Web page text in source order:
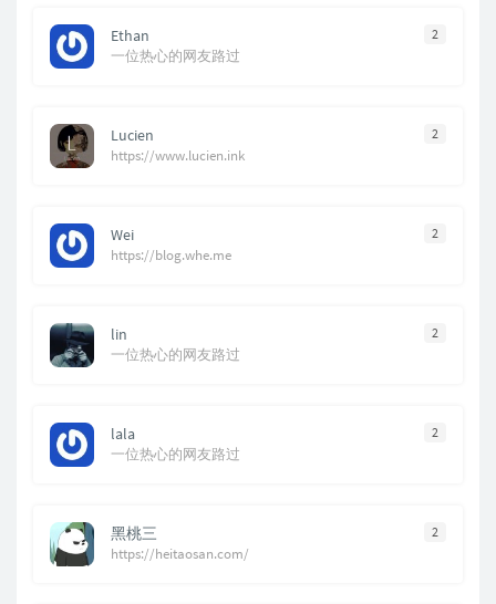
2
Ethan
一位热心的网友路过
2
Lucien
https://www.lucien.ink
2
Wei
https://blog.whe.me
2
lin
一位热心的网友路过
2
lala
一位热心的网友路过
2
黑桃三
https://heitaosan.com/